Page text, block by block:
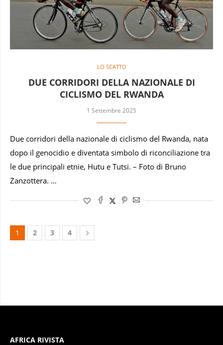
LO SCATTO
DUE CORRIDORI DELLA NAZIONALE DI
CICLISMO DEL RWANDA
1 Settembre 2025
Due corridori della nazionale di ciclismo del Rwanda, nata
dopo il genocidio e diventata simbolo di riconciliazione tra
le due principali etnie, Hutu e Tutsi. – Foto di Bruno
Zanzottera. …
1 2 3 4
AFRICA RIVISTA